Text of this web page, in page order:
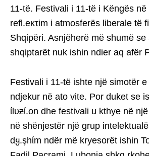
11-të. Festivali i 11-të i Këngës
refl.eκτim i atmosferës liberale të
Shqipëri. Asnjëherë më shumë se
shqiptarët nuk ishin ndier aq afër
Festivali i 11-të ishte një simotër
ndjekur në ato vite. Por duket se
ίlυƶί.on dhe festivali u kthye në
në shënjestër një grup
dყ.şhίm ndër më kryesorët ishin